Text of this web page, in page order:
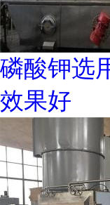
磷酸钾选
效果好